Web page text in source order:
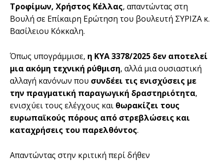
Τροφίμων, Χρήστος Κέλλας, απαντώντας στη
Βουλή σε Επίκαιρη Ερώτηση του βουλευτή ΣΥΡΙΖΑ κ.
Βασίλειου Κόκκαλη.
Όπως υπογράμμισε, η ΚΥΑ 3378/2025 δεν αποτελεί
μια ακόμη τεχνική ρύθμιση, αλλά μια ουσιαστική
αλλαγή κανόνων που συνδέει τις ενισχύσεις με
την πραγματική παραγωγική δραστηριότητα,
ενισχύει τους ελέγχους και θωρακίζει τους
ευρωπαϊκούς πόρους από στρεβλώσεις και
καταχρήσεις του παρελθόντος.
Απαντώντας στην κριτική περί δήθεν